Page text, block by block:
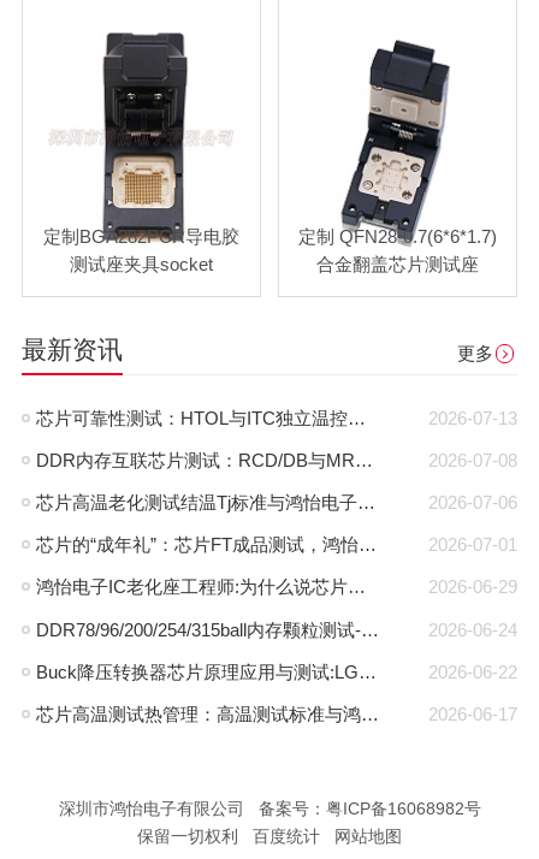
定制BGA282PCR导电胶
测试座夹具socket
定制 QFN28-0.7(6*6*1.7)
合金翻盖芯片测试座
最新资讯 更多
2026-07-13
芯片可靠性测试：HTOL与ITC独立温控，鸿怡电子芯片老化座工程师带您了解两种完全不同的老化测试方式
2026-07-08
DDR内存互联芯片测试：RCD/DB与MRCD/MDB引脚参数及鸿怡电子芯片测试座工程应用
2026-07-06
芯片高温老化测试结温Tj标准与鸿怡电子芯片测试座控温方案
2026-07-01
芯片的“成年礼”：芯片FT成品测试，鸿怡电子芯片FT测试座守护每一颗芯片出厂即稳定
2026-06-29
鸿怡电子IC老化座工程师:为什么说芯片老化测试座是芯片可靠性检测的利器？
2026-06-24
DDR78/96/200/254/315ball内存颗粒测试-鸿怡电子DDR芯片测试夹具治具
2026-06-22
Buck降压转换器芯片原理应用与测试:LGA30pin封装与鸿怡电子芯片测试座方案
2026-06-17
芯片高温测试热管理：高温测试标准与鸿怡电子散热型芯片测试座方案
深圳市鸿怡电子有限公司 备案号： 粤ICP备16068982号
保留一切权利 百度统计
网站地图